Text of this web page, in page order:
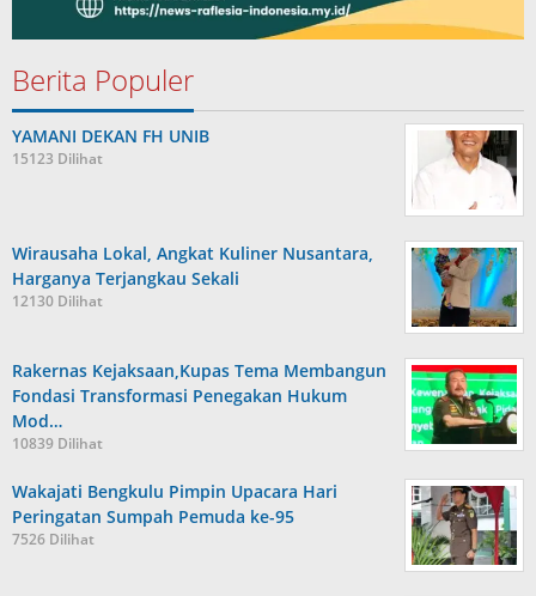
Berita Populer
YAMANI DEKAN FH UNIB
15123 Dilihat
Wirausaha Lokal, Angkat Kuliner Nusantara,
Harganya Terjangkau Sekali
12130 Dilihat
Rakernas Kejaksaan,Kupas Tema Membangun
Fondasi Transformasi Penegakan Hukum
Mod…
10839 Dilihat
Wakajati Bengkulu Pimpin Upacara Hari
Peringatan Sumpah Pemuda ke-95
7526 Dilihat